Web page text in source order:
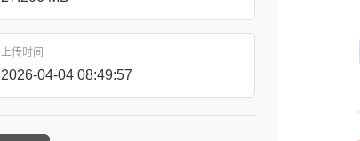
上传时间
2026-04-04 08:49:57